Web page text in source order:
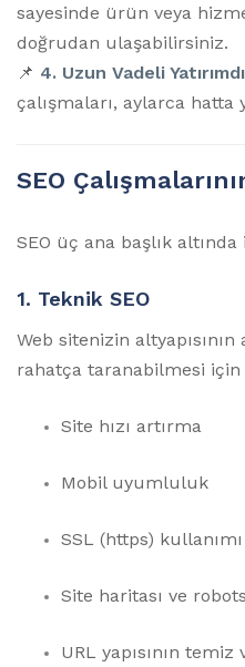
sayesinde ürün veya
doğrudan ulaşabilirsiniz.
📌 4. Uzun Vadeli
çalışmaları, aylarca hatta
SEO
SEO üç ana başlık
1. Teknik SEO
Web sitenizin
rahatça taranabilmesi için
Site hızı artırma
Mobil uyumluluk
SSL (https) kullanımı
Site haritası ve
URL yapısının temiz